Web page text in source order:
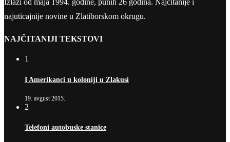
najuticajnije novine u Zlatiborskom okrugu.
NAJČITANIJI TEKSTOVI
1
I Amerikanci u koloniji u Zlakusi
19. avgust 2015.
2
Telefoni autobuske stanice